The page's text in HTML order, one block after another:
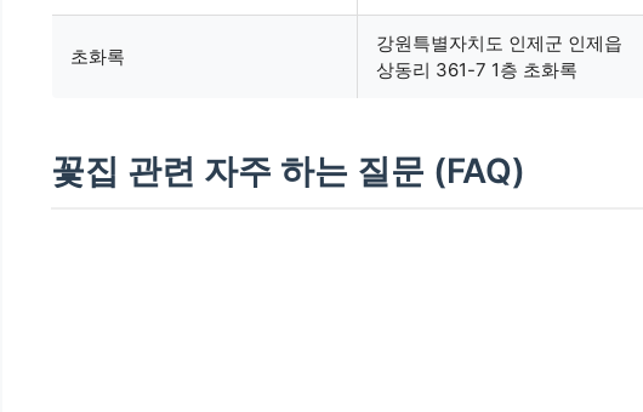
초화록
강원특별자치도 인제군 인제읍
상동리 361-7 1층 초화록
꽃집 관련 자주 하는 질문 (FAQ)